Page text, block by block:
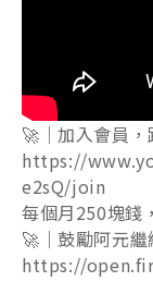
🚀｜加入會員，
https://
e2sQ/join
每個月250塊錢
🚀｜鼓勵阿元繼
https://